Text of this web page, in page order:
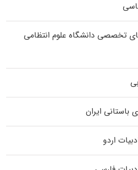
تخصصی داﻧﺸﮕﺎه ﻋﻠﻮم انتظامی
باستانی ایران
اردو